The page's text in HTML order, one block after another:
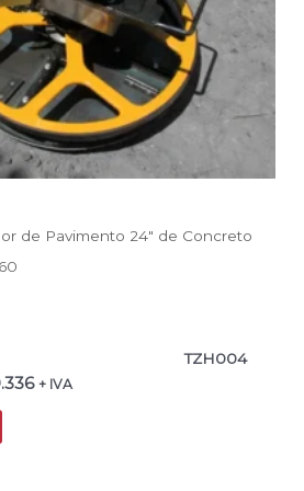
de Pavimento 24″ de Concreto
TZH004
+ IVA